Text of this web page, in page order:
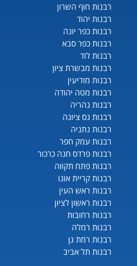
רבנות חוף השרון
רבנות יהוד
רבנות כפר יונה
רבנות כפר סבא
רבנות לוד
רבנות מבשרת ציון
רבנות מודיעין
רבנות מטה יהודה
רבנות נהריה
רבנות נס ציונה
רבנות נתניה
רבנות עמק חפר
רבנות פרדס חנה כרכור
רבנות פתח תקווה
רבנות קריית אונו
רבנות ראש העין
רבנות ראשון לציון
רבנות רחובות
רבנות רמלה
רבנות רמת גן
רבנות תל אביב